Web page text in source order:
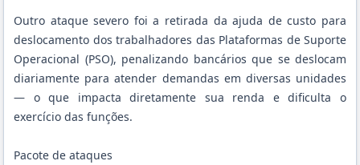
Outro ataque severo foi a retirada da ajuda de custo para
deslocamento dos trabalhadores das Plataformas de Suporte
Operacional (PSO), penalizando bancários que se deslocam
diariamente para atender demandas em diversas unidades
— o que impacta diretamente sua renda e dificulta o
exercício das funções.
Pacote de ataques